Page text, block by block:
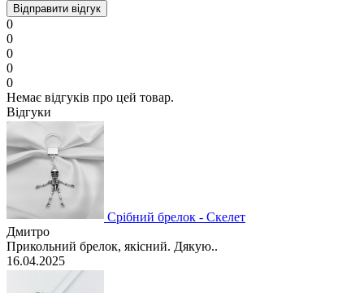
Відправити відгук
0
0
0
0
0
Немає відгуків про цей товар.
Відгуки
Срібний брелок - Скелет
Дмитро
Прикольний брелок, якісний. Дякую..
16.04.2025